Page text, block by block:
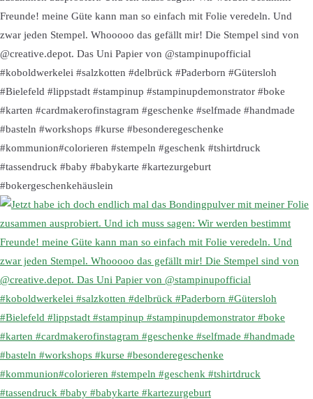
Freunde! meine Güte kann man so einfach mit Folie veredeln. Und
zwar jeden Stempel. Whooooo das gefällt mir! Die Stempel sind von
@creative.depot. Das Uni Papier von @stampinupofficial
#koboldwerkelei #salzkotten #delbrück #Paderborn #Gütersloh
#Bielefeld #lippstadt #stampinup #stampinupdemonstrator #boke
#karten #cardmakerofinstagram #geschenke #selfmade #handmade
#basteln #workshops #kurse #besonderegeschenke
#kommunion#colorieren #stempeln #geschenk #tshirtdruck
#tassendruck #baby #babykarte #kartezurgeburt
#bokergeschenkehäuslein